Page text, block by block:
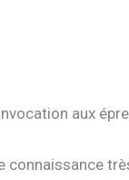
aux
connaissance